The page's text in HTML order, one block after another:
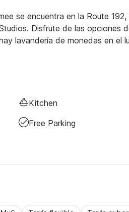
se encuentra en la Route
Disfrute de las opciones
lavandería de monedas en el
Kitchen
Free Parking